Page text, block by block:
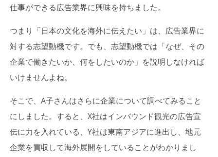
仕事ができる広告業界に興味を持ちました。
つまり「日本の文化を海外に伝えたい」は、広告業界に
対する志望動機です。でも、志望動機では「なぜ、その
企業で働きたいか、何をしたいのか」を説明しなければ
いけませんよね。
そこで、A子さんはさらに企業について調べてみること
にしました。すると、X社はインバウンド観光の広告宣
伝に力を入れている、Y社は東南アジアに進出し、地元
企業を買収して海外展開をしていることがわかりまし